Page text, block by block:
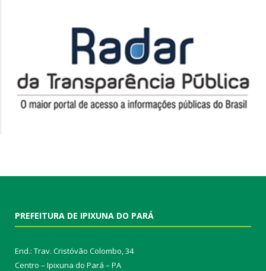
PREFEITURA DE IPIXUNA DO PARÁ
End.: Trav. Cristóvão Colombo, 34
Centro – Ipixuna do Pará – PA